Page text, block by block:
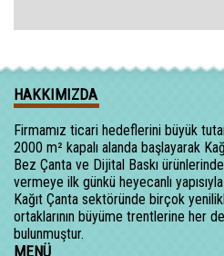
HAKKIMIZDA
Firmamız ticari hedeflerini büyük
2000 m² kapalı alanda başlayarak
Bez Çanta ve Dijital Baskı
vermeye ilk günkü heyecanlı
Kağıt Çanta sektöründe birçok
ortaklarının büyüme trentlerine her
bulunmuştur.
MENÜ